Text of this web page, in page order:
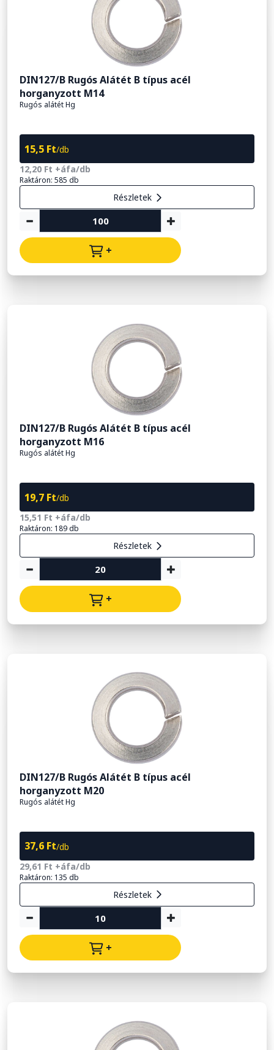
DIN127/B Rugós Alátét B típus acél
horganyzott M14
Rugós alátét Hg
15,5 Ft/db
12,20 Ft +áfa/db
Raktáron: 585 db
Részletek
+
DIN127/B Rugós Alátét B típus acél
horganyzott M16
Rugós alátét Hg
19,7 Ft/db
15,51 Ft +áfa/db
Raktáron: 189 db
Részletek
+
DIN127/B Rugós Alátét B típus acél
horganyzott M20
Rugós alátét Hg
37,6 Ft/db
29,61 Ft +áfa/db
Raktáron: 135 db
Részletek
+